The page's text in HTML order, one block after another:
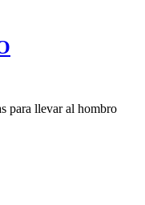
para llevar al hombro